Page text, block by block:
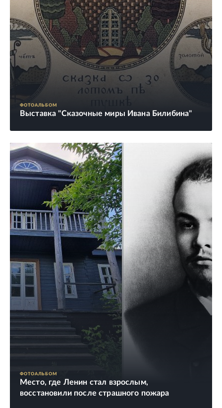
ФОТОАЛЬБОМ
Выставка "Сказочные миры Ивана Билибина"
ФОТОАЛЬБОМ
Место, где Ленин стал взрослым,
восстановили после страшного пожара